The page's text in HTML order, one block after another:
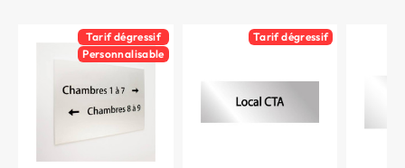
Tarif dégressif
Personnalisable
Tarif dégressif